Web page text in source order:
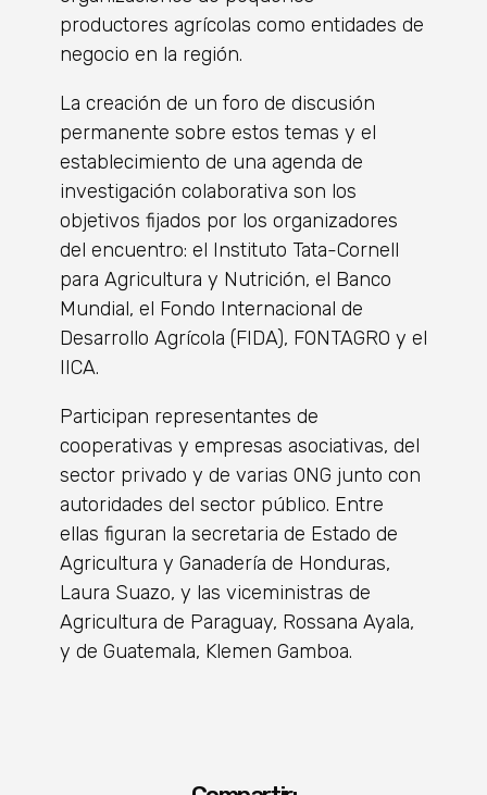
productores agrícolas como entidades de
negocio en la región.
La creación de un foro de discusión
permanente sobre estos temas y el
establecimiento de una agenda de
investigación colaborativa son los
objetivos fijados por los organizadores
del encuentro: el Instituto Tata-Cornell
para Agricultura y Nutrición, el Banco
Mundial, el Fondo Internacional de
Desarrollo Agrícola (FIDA), FONTAGRO y el
IICA.
Participan representantes de
cooperativas y empresas asociativas, del
sector privado y de varias ONG junto con
autoridades del sector público. Entre
ellas figuran la secretaria de Estado de
Agricultura y Ganadería de Honduras,
Laura Suazo, y las viceministras de
Agricultura de Paraguay, Rossana Ayala,
y de Guatemala, Klemen Gamboa.